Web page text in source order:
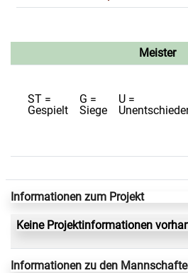
Meister
ST =
Gespielt
G =
Siege
U =
Informationen zum Projekt
Keine Projektinformationen
Informationen zu den